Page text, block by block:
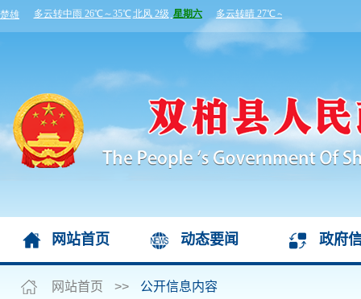
网站首页 动态要闻 政府
网站首页 >> 公开信息内容